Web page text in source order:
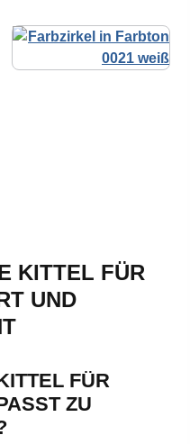
KITTEL FÜR
UND
FÜR
ZU